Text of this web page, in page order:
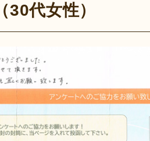
30代女性）